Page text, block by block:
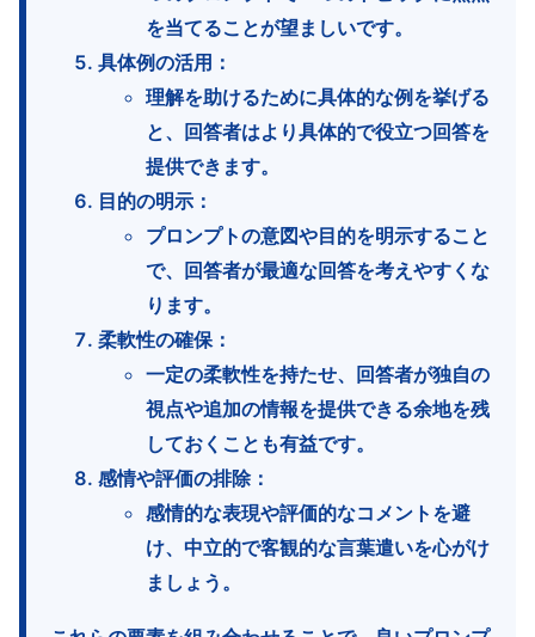
を当てることが望ましいです。
具体例の活用 ：
理解を助けるために具体的な例を挙げる
と、回答者はより具体的で役立つ回答を
提供できます。
目的の明示 ：
プロンプトの意図や目的を明示すること
で、回答者が最適な回答を考えやすくな
ります。
柔軟性の確保 ：
一定の柔軟性を持たせ、回答者が独自の
視点や追加の情報を提供できる余地を残
しておくことも有益です。
感情や評価の排除：
感情的な表現や評価的なコメントを避
け、中立的で客観的な言葉遣いを心がけ
ましょう。